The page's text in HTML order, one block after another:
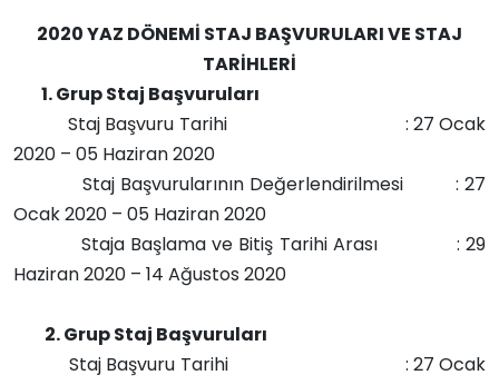
2020 YAZ DÖNEMİ STAJ BAŞVURULARI VE STAJ
TARİHLERİ
1. Grup Staj Başvuruları
Staj Başvuru Tarihi : 27 Ocak
2020 – 05 Haziran 2020
Staj Başvurularının Değerlendirilmesi : 27
Ocak 2020 – 05 Haziran 2020
Staja Başlama ve Bitiş Tarihi Arası : 29
Haziran 2020 – 14 Ağustos 2020
2. Grup Staj Başvuruları
Staj Başvuru Tarihi : 27 Ocak